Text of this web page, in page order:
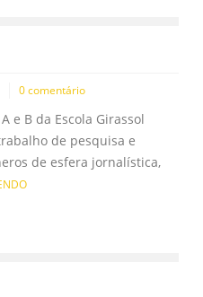
0 comentário
e B da Escola Girassol
de pesquisa e
de esfera jornalística,